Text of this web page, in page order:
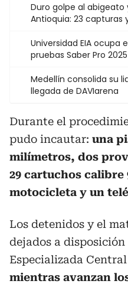
Duro golpe al
Antioquia: 23 capturas
Universidad EIA ocupa
pruebas Saber Pro 2025
Medellín consolida su
llegada de DAVIarena
Durante el
pudo incautar: una
milímetros, dos
29 cartuchos
motocicleta y un
Los detenidos y el
dejados a disposición
Especializada
mientras avanzan